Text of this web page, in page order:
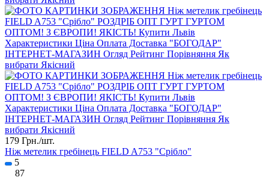
179 Грн./шт.
Ніж метелик гребінець FIELD A753 "Срібло"
5
87